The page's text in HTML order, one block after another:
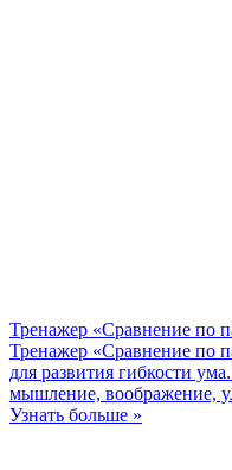
Тренажер «Сравнение по
Тренажер «Сравнение по
для развития гибкости
мышление, воображение,
Узнать больше »